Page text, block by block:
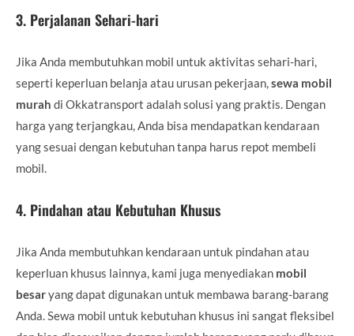
3. Perjalanan Sehari-hari
Jika Anda membutuhkan mobil untuk aktivitas sehari-hari,
seperti keperluan belanja atau urusan pekerjaan, sewa mobil
murah di Okkatransport adalah solusi yang praktis. Dengan
harga yang terjangkau, Anda bisa mendapatkan kendaraan
yang sesuai dengan kebutuhan tanpa harus repot membeli
mobil.
4. Pindahan atau Kebutuhan Khusus
Jika Anda membutuhkan kendaraan untuk pindahan atau
keperluan khusus lainnya, kami juga menyediakan mobil
besaryang dapat digunakan untuk membawa barang-barang
Anda. Sewa mobil untuk kebutuhan khusus ini sangat fleksibel